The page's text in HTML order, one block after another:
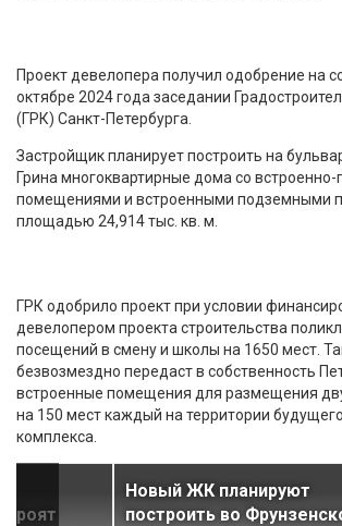
Проект девелопера получил одобрение на
октябре 2024 года заседании
(ГРК) Санкт-Петербурга.
Застройщик планирует построить на
Грина многоквартирные дома со
помещениями и встроенными подземными
площадью 24,914 тыс. кв. м.
ГРК одобрило проект при условии
девелопером проекта строительства
посещений в смену и школы на 1650 мест.
безвозмездно передаст в собственность
встроенные помещения для размещения
на 150 мест каждый на территории
комплекса.
Новый ЖК планируют
построить во